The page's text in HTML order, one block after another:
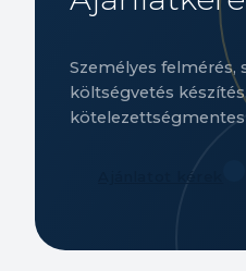
Személyes felmérés,
költségvetés
kötelezettségmentes
Ajánlatot kérek